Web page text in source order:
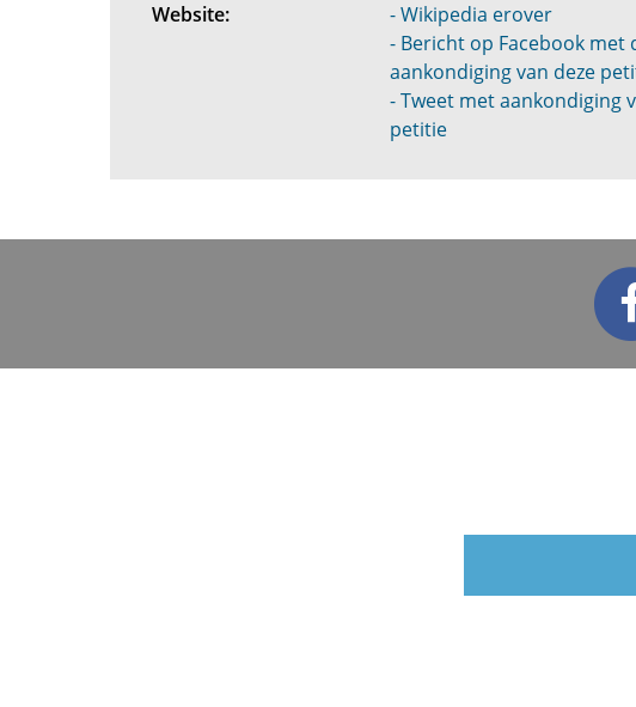
Website:
- Wikipedia erover
- Bericht op Facebook met
aankondiging van deze
- Tweet met aankondiging
petitie